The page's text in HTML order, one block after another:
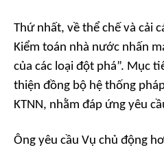
Thứ nhất, về thể chế và cải
Kiểm toán nhà nước nhấn
của các loại đột phá”. Mục
thiện đồng bộ hệ thống
KTNN, nhằm đáp ứng yêu
Ông yêu cầu Vụ chủ động